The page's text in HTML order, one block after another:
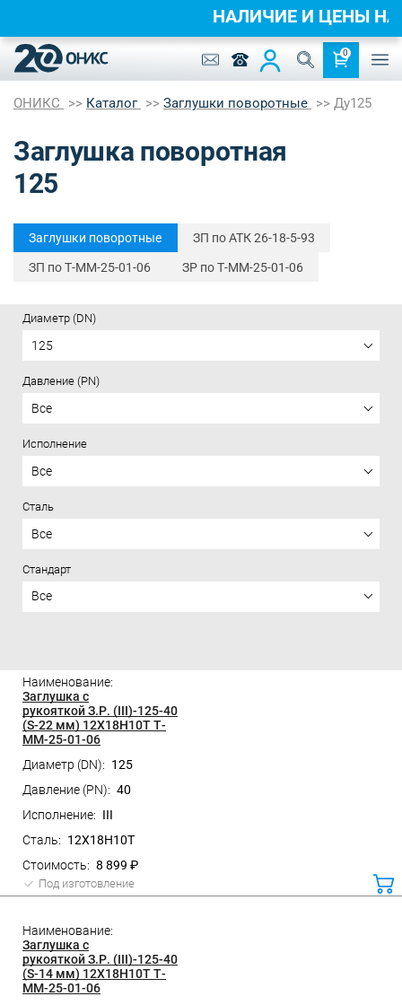
0
ОНИКС Каталог Заглушки поворотные Ду125
Заглушка поворотная
125
Заглушки поворотные ЗП по АТК 26-18-5-93
ЗП по Т-ММ-25-01-06 ЗР по Т-ММ-25-01-06
Диаметр (DN)
125
Давление (PN)
Все
Исполнение
Все
Сталь
Все
Стандарт
Все
Заглушка с
рукояткой З.Р. (III)-125-40
(S-22 мм) 12Х18Н10Т Т-
ММ-25-01-06
125
40
III
12Х18Н10Т
8 899 ₽
Под изготовление
Заглушка с
рукояткой З.Р. (III)-125-40
(S-14 мм) 12Х18Н10Т Т-
ММ-25-01-06
НАЛИЧИЕ И ЦЕНЫ